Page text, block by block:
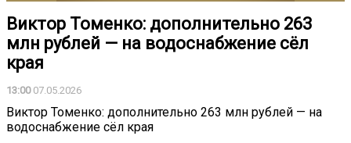
Виктор Томенко: дополнительно 263
млн рублей — на водоснабжение сёл
края
13:0007.05.2026
Виктор Томенко: дополнительно 263 млн рублей — на
водоснабжение сёл края